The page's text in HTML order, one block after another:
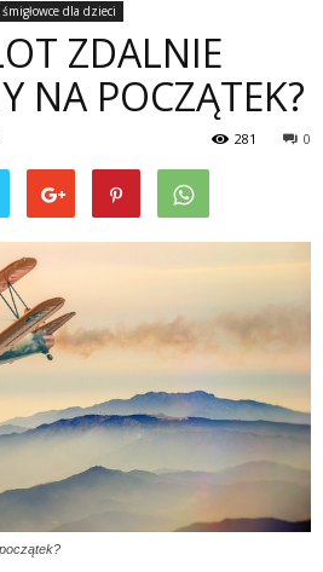
dla dzieci
ZDALNIE
NA POCZĄTEK?
0
281